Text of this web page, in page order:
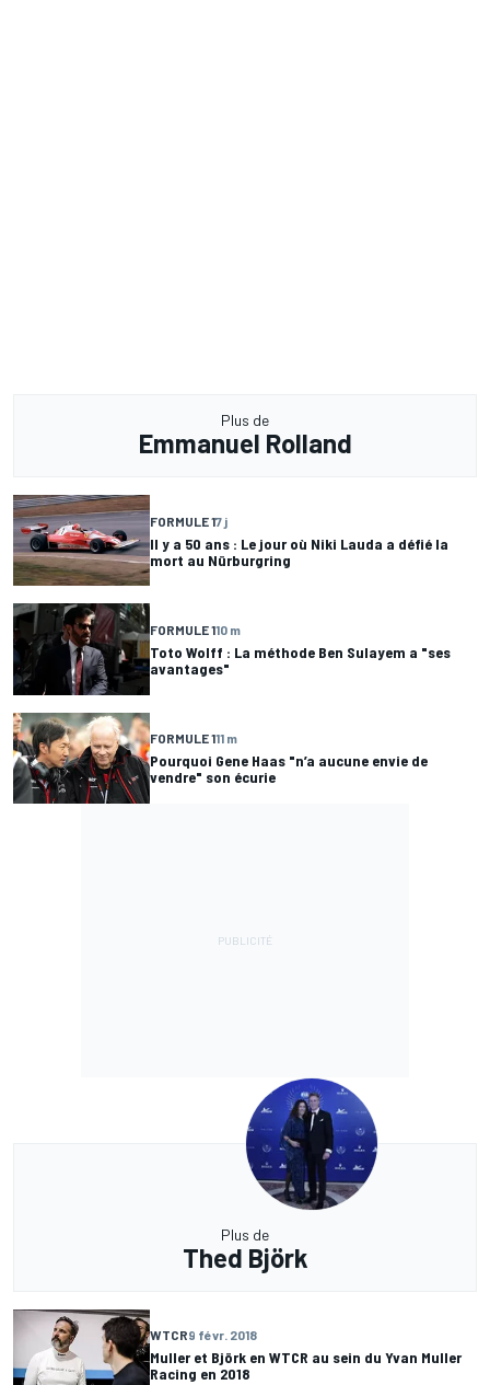
Plus de
Emmanuel Rolland
FORMULE 17 j
Il y a 50 ans : Le jour où Niki Lauda a défié la
mort au Nürburgring
FORMULE 110 m
Toto Wolff : La méthode Ben Sulayem a "ses
avantages"
FORMULE 111 m
Pourquoi Gene Haas "n’a aucune envie de
vendre" son écurie
Plus de
Thed Björk
WTCR9 févr. 2018
Muller et Björk en WTCR au sein du Yvan Muller
Racing en 2018